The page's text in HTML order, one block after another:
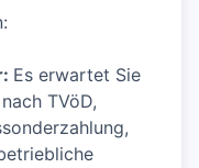
Es erwartet Sie
TVöD,